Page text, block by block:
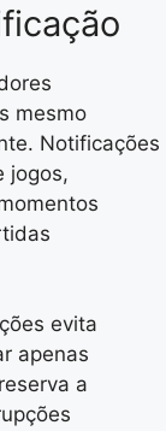
mesmo
Notificações
jogos,
evita
apenas
a